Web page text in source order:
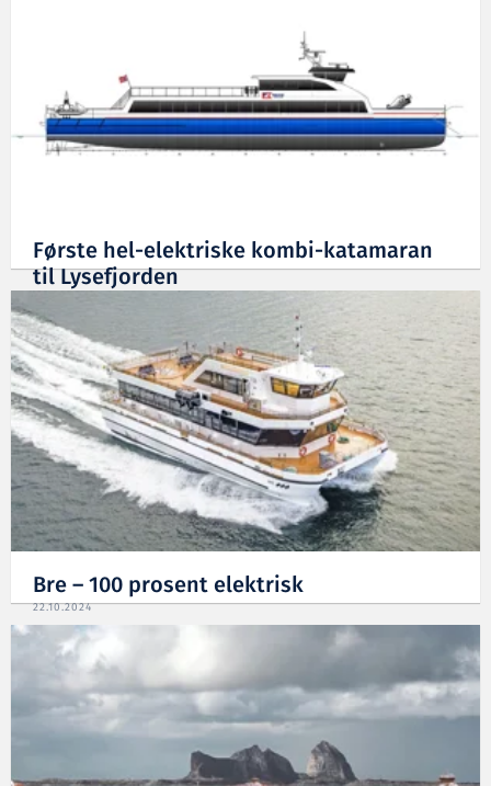
Første hel-elektriske kombi-katamaran
til Lysefjorden
Bre – 100 prosent elektrisk
22.10.2024